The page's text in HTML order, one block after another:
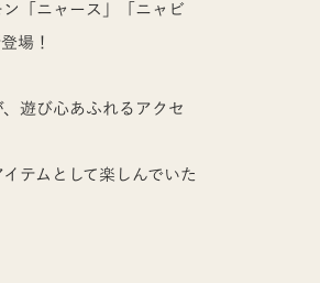
「ニャース」「ニャビ
場！
遊び心あふれるアクセ
テムとして楽しんでいた